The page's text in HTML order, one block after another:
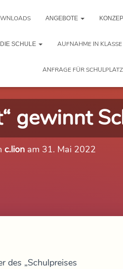
ANGEBOTE
SCHULE AUFNAHME IN
ANFRAGE FÜR
gewinnt
c.lion am 31. Mai 2022
des „Schulpreises